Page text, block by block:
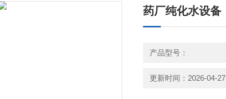
药厂纯化水设备
产品型号：
更新时间：2026-04-27